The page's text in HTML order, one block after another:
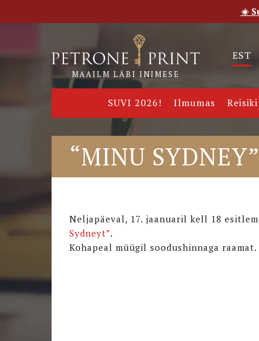
MAAILM LÄBI INIMESE
EST
SUVI 2026! Ilmumas
“MINU
Neljapäeval, 17. jaanuaril kell 18
Sydneyt”.
Kohapeal müügil soodushinnaga raamat.
☀️